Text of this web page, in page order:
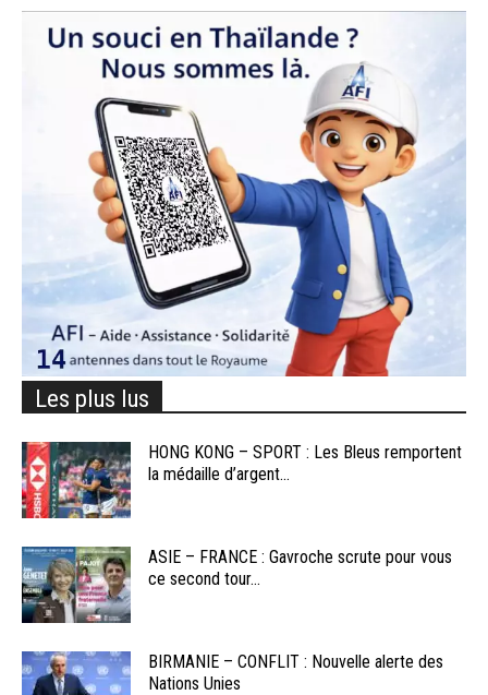
Les plus lus
HONG KONG – SPORT : Les Bleus remportent
la médaille d’argent...
ASIE – FRANCE : Gavroche scrute pour vous
ce second tour...
BIRMANIE – CONFLIT : Nouvelle alerte des
Nations Unies